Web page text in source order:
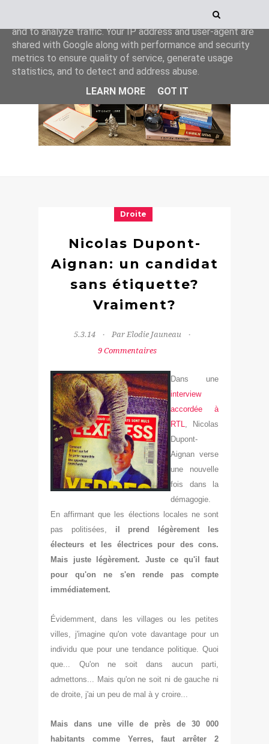
Droite
Nicolas Dupont-
Aignan: un candidat
sans étiquette?
Vraiment?
5.3.14
Par Elodie Jauneau
9 Commentaires
Dans une
interview
accordée à
RTL
, Nicolas
Dupont-
Aignan verse
une nouvelle
fois dans la
démagogie.
En affirmant que les élections locales ne sont
pas politisées, il prend légèrement les
électeurs et les électrices pour des cons.
Mais juste légèrement. Juste ce qu'il faut
pour qu'on ne s'en rende pas compte
immédiatement.
Évidemment, dans les villages ou les petites
villes, j'imagine qu'on vote davantage pour un
individu que pour une tendance politique. Quoi
que... Qu'on ne soit dans aucun parti,
admettons... Mais qu'on ne soit ni de gauche ni
de droite, j'ai un peu de mal à y croire...
Mais dans une ville de près de 30 000
habitants comme Yerres, faut arrêter 2
This site uses cookies from Google to deliver its services
and to analyze traffic. Your IP address and user-agent are
shared with Google along with performance and security
metrics to ensure quality of service, generate usage
statistics, and to detect and address abuse.
LEARN MORE
GOT IT